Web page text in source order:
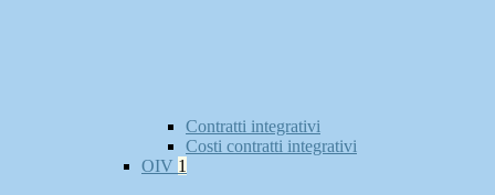
Contratti integrativi
Costi contratti integrativi
OIV 1